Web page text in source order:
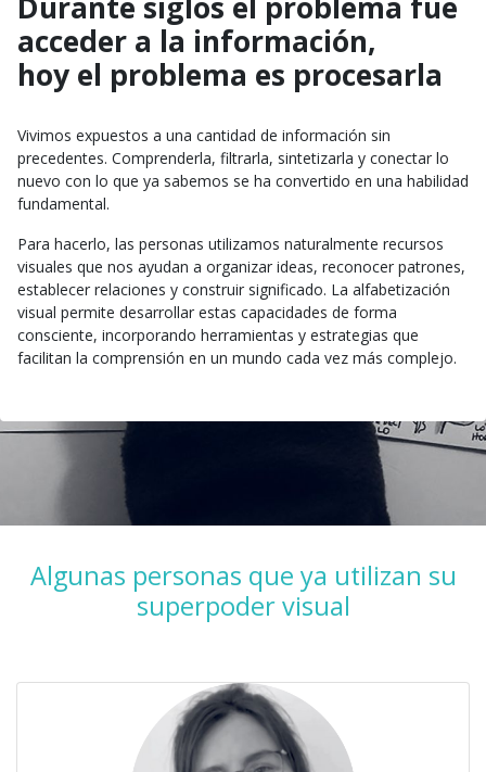
acceder a la información,
hoy el problema es procesarla
Vivimos expuestos a una cantidad de información sin
precedentes. Comprenderla, filtrarla, sintetizarla y conectar lo
nuevo con lo que ya sabemos se ha convertido en una habilidad
fundamental.
Para hacerlo, las personas utilizamos naturalmente recursos
visuales que nos ayudan a organizar ideas, reconocer patrones,
establecer relaciones y construir significado. La alfabetización
visual permite desarrollar estas capacidades de forma
consciente, incorporando herramientas y estrategias que
facilitan la comprensión en un mundo cada vez más complejo.
Algunas personas que ya utilizan su
superpoder visual